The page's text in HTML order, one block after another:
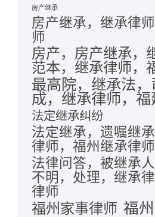
房产继承
房产继承，继承律
师
房产，房产继承，
范本，继承律师，
最高院，继承法
成，继承律师，
法定继承纠纷
法定继承，遗嘱继
律师，福州继承律师
法律问答，被继承
不明，处理，继承
律师
福州家事律师 福